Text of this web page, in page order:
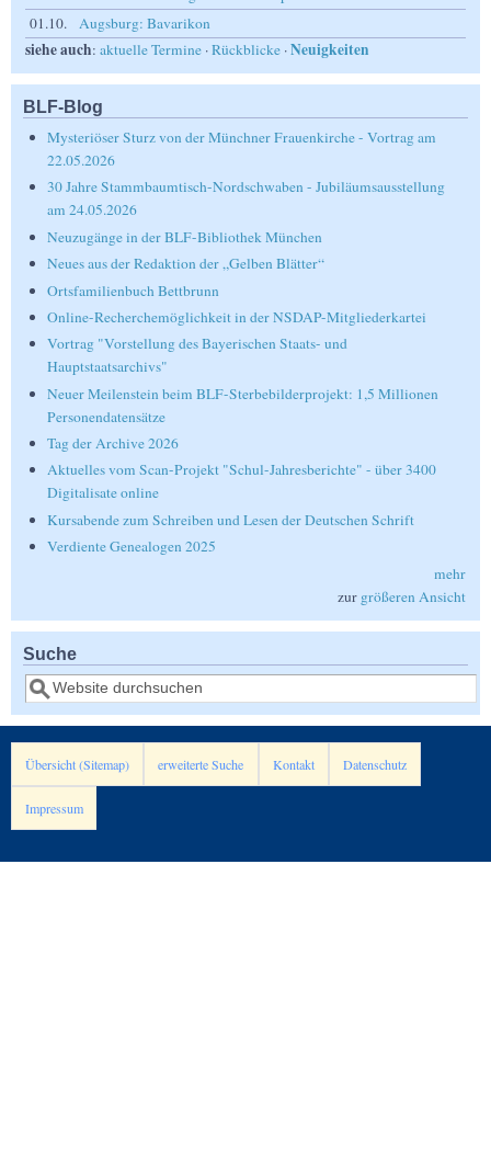
01.10.
Augsburg: Bavarikon
siehe auch: aktuelle Termine ·Rückblicke ·Neuigkeiten
BLF-Blog
Mysteriöser Sturz von der Münchner Frauenkirche - Vortrag am
22.05.2026
30 Jahre Stammbaumtisch-Nordschwaben - Jubiläumsausstellung
am 24.05.2026
Neuzugänge in der BLF-Bibliothek München
Neues aus der Redaktion der „Gelben Blätter“
Ortsfamilienbuch Bettbrunn
Online-Recherchemöglichkeit in der NSDAP-Mitgliederkartei
Vortrag "Vorstellung des Bayerischen Staats- und
Hauptstaatsarchivs"
Neuer Meilenstein beim BLF-Sterbebilderprojekt: 1,5 Millionen
Personendatensätze
Tag der Archive 2026
Aktuelles vom Scan-Projekt "Schul-Jahresberichte" - über 3400
Digitalisate online
Kursabende zum Schreiben und Lesen der Deutschen Schrift
Verdiente Genealogen 2025
mehr
zur größeren Ansicht
Suche
Suche
Übersicht (Sitemap) erweiterte Suche Kontakt Datenschutz
Impressum